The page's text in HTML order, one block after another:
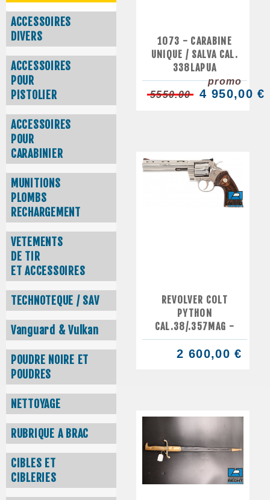
ACCESSOIRES
DIVERS
ACCESSOIRES
POUR
PISTOLIER
ACCESSOIRES
POUR
CARABINIER
MUNITIONS
PLOMBS
RECHARGEMENT
VETEMENTS
DE TIR
ET ACCESSOIRES
TECHNOTEQUE / SAV
Vanguard & Vulkan
POUDRE NOIRE ET
POUDRES
NETTOYAGE
RUBRIQUE A BRAC
CIBLES ET
CIBLERIES
1073 - CARABINE
UNIQUE / SALVA CAL.
338LAPUA
promo
5550.00
4 950,00 €
REVOLVER COLT
PYTHON
CAL.38/.357MAG -
2 600,00 €